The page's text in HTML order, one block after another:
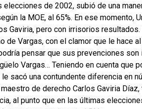
de 2002, subió de una
la MOE, al 65%. En ese momento,
Gaviria, pero con irrisorios
de Vargas, con el clamor que le hace
pensar que sus prevenciones son
Vargas… Teniendo en cuenta que
sacó una contundente diferencia en
de derecho Carlos Gaviria
al punto que en las últimas